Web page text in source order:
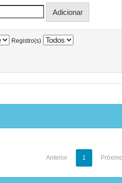
Registro(s)
Anterior 1 Próximo